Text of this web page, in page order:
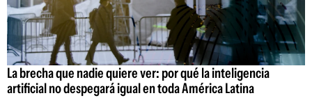
La brecha que nadie quiere ver: por qué la inteligencia
artificial no despegará igual en toda América Latina